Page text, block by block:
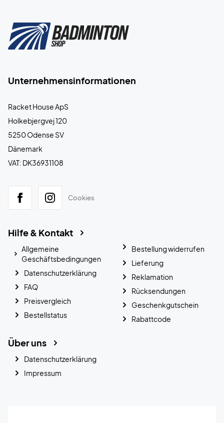
Unternehmensinformationen
Racket House ApS
Holkebjergvej 120
5250 Odense SV
Dänemark
VAT: DK36931108
Cookies
Hilfe & Kontakt
Allgemeine
Geschäftsbedingungen
Datenschutzerklärung
FAQ
Preisvergleich
Bestellstatus
Bestellung widerrufen
Lieferung
Reklamation
Rücksendungen
Geschenkgutschein
Rabattcode
Über uns
Datenschutzerklärung
Impressum